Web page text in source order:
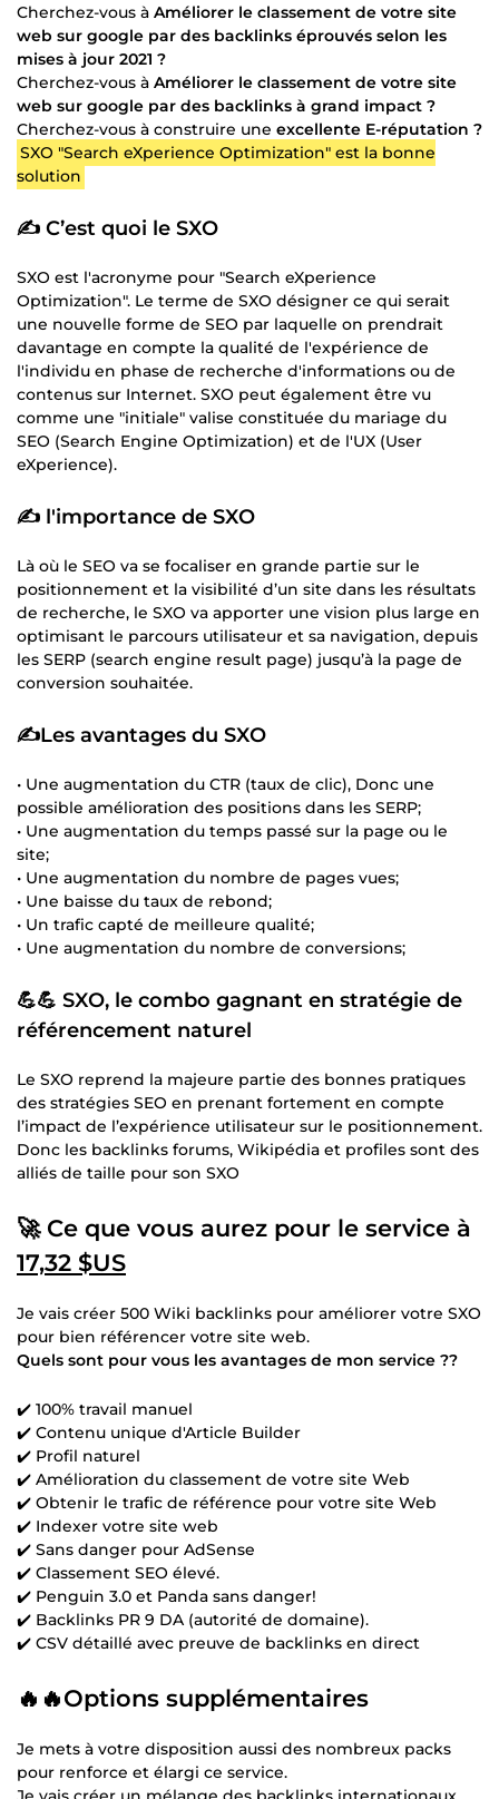
Cherchez-vous à Améliorer le classement de votre site
web sur google par des backlinks éprouvés selon les
mises à jour 2021 ?
Cherchez-vous à Améliorer le classement de votre site
web sur google par des backlinks à grand impact ?
Cherchez-vous à construire une excellente E-réputation ?
SXO "Search eXperience Optimization" est la bonne
solution
✍️ C’est quoi le SXO
SXO est l'acronyme pour "Search eXperience
Optimization". Le terme de SXO désigner ce qui serait
une nouvelle forme de SEO par laquelle on prendrait
davantage en compte la qualité de l'expérience de
l'individu en phase de recherche d'informations ou de
contenus sur Internet. SXO peut également être vu
comme une "initiale" valise constituée du mariage du
SEO (Search Engine Optimization) et de l'UX (User
eXperience).
✍️ l'importance de SXO
Là où le SEO va se focaliser en grande partie sur le
positionnement et la visibilité d’un site dans les résultats
de recherche, le SXO va apporter une vision plus large en
optimisant le parcours utilisateur et sa navigation, depuis
les SERP (search engine result page) jusqu’à la page de
conversion souhaitée.
✍️Les avantages du SXO
• Une augmentation du CTR (taux de clic), Donc une
possible amélioration des positions dans les SERP;
• Une augmentation du temps passé sur la page ou le
site;
• Une augmentation du nombre de pages vues;
• Une baisse du taux de rebond;
• Un trafic capté de meilleure qualité;
• Une augmentation du nombre de conversions;
💪💪 SXO, le combo gagnant en stratégie de
référencement naturel
Le SXO reprend la majeure partie des bonnes pratiques
des stratégies SEO en prenant fortement en compte
l’impact de l’expérience utilisateur sur le positionnement.
Donc les backlinks forums, Wikipédia et profiles sont des
alliés de taille pour son SXO
🚀 Ce que vous aurez pour le service à
17,32 $US
Je vais créer 500 Wiki backlinks pour améliorer votre SXO
pour bien référencer votre site web.
Quels sont pour vous les avantages de mon service ??
✔️ 100% travail manuel
✔️ Contenu unique d'Article Builder
✔️ Profil naturel
✔️ Amélioration du classement de votre site Web
✔️ Obtenir le trafic de référence pour votre site Web
✔️ Indexer votre site web
✔️ Sans danger pour AdSense
✔️ Classement SEO élevé.
✔️ Penguin 3.0 et Panda sans danger!
✔️ Backlinks PR 9 DA (autorité de domaine).
✔️ CSV détaillé avec preuve de backlinks en direct
🔥🔥Options supplémentaires
Je mets à votre disposition aussi des nombreux packs
pour renforce et élargi ce service.